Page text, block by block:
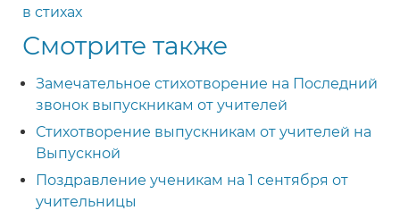
в стихах
Смотрите также
Замечательное стихотворение на Последний
звонок выпускникам от учителей
Стихотворение выпускникам от учителей на
Выпускной
Поздравление ученикам на 1 сентября от
учительницы